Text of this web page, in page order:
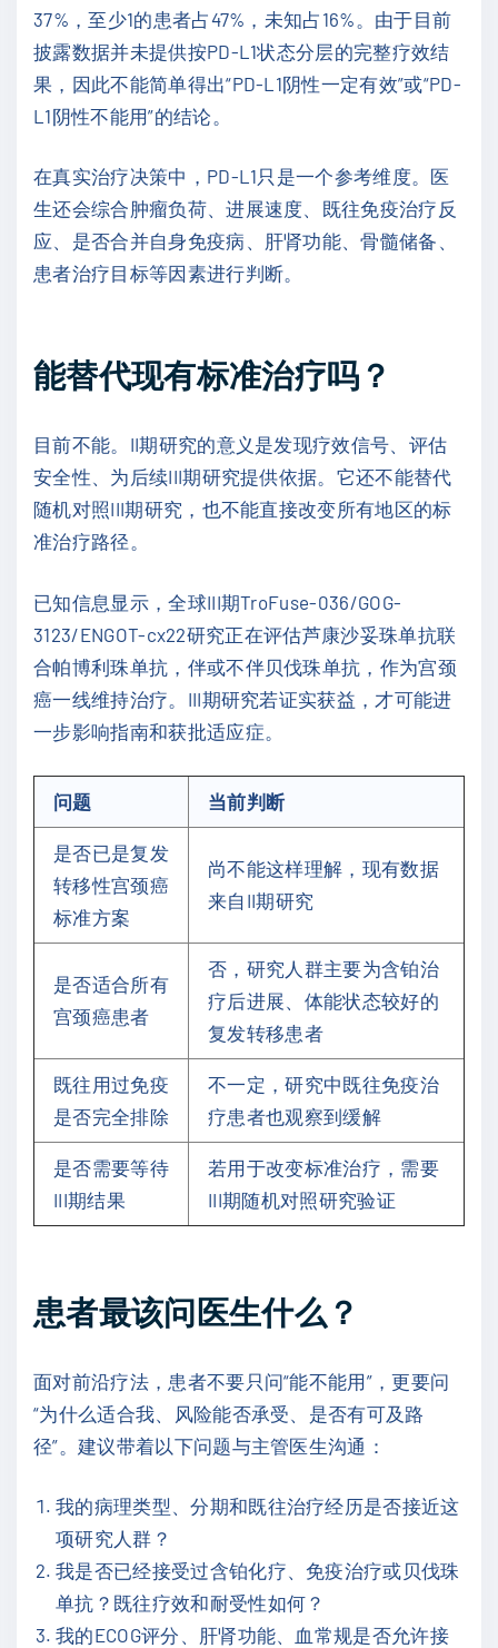
37%，至少1的患者占47%，未知占16%。由于目前
披露数据并未提供按PD-L1状态分层的完整疗效结
果，因此不能简单得出“PD-L1阴性一定有效”或“PD-
L1阴性不能用”的结论。
在真实治疗决策中，PD-L1只是一个参考维度。医
生还会综合肿瘤负荷、进展速度、既往免疫治疗反
应、是否合并自身免疫病、肝肾功能、骨髓储备、
患者治疗目标等因素进行判断。
能替代现有标准治疗吗？
目前不能。II期研究的意义是发现疗效信号、评估
安全性、为后续III期研究提供依据。它还不能替代
随机对照III期研究，也不能直接改变所有地区的标
准治疗路径。
已知信息显示，全球III期TroFuse-036/GOG-
3123/ENGOT-cx22研究正在评估芦康沙妥珠单抗联
合帕博利珠单抗，伴或不伴贝伐珠单抗，作为宫颈
癌一线维持治疗。III期研究若证实获益，才可能进
一步影响指南和获批适应症。
问题 当前判断
是否已是复发
转移性宫颈癌
标准方案
尚不能这样理解，现有数据
来自II期研究
是否适合所有
宫颈癌患者
否，研究人群主要为含铂治
疗后进展、体能状态较好的
复发转移患者
既往用过免疫
是否完全排除
不一定，研究中既往免疫治
疗患者也观察到缓解
是否需要等待
III期结果
若用于改变标准治疗，需要
III期随机对照研究验证
患者最该问医生什么？
面对前沿疗法，患者不要只问“能不能用”，更要问
“为什么适合我、风险能否承受、是否有可及路
径”。建议带着以下问题与主管医生沟通：
我的病理类型、分期和既往治疗经历是否接近这
项研究人群？
我是否已经接受过含铂化疗、免疫治疗或贝伐珠
单抗？既往疗效和耐受性如何？
我的ECOG评分、肝肾功能、血常规是否允许接